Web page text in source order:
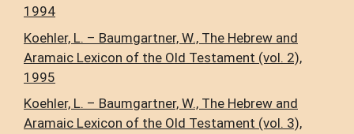
1994
Koehler, L. – Baumgartner, W., The Hebrew and
Aramaic Lexicon of the Old Testament (vol. 2),
1995
Koehler, L. – Baumgartner, W., The Hebrew and
Aramaic Lexicon of the Old Testament (vol. 3),